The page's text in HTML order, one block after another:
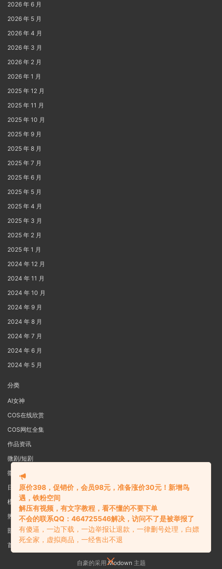
2026 年 6 月
2026 年 5 月
2026 年 4 月
2026 年 3 月
2026 年 2 月
2026 年 1 月
2025 年 12 月
2025 年 11 月
2025 年 10 月
2025 年 9 月
2025 年 8 月
2025 年 7 月
2025 年 6 月
2025 年 5 月
2025 年 4 月
2025 年 3 月
2025 年 2 月
2025 年 1 月
2024 年 12 月
2024 年 11 月
2024 年 10 月
2024 年 9 月
2024 年 8 月
2024 年 7 月
2024 年 6 月
2024 年 5 月
分类
AI女神
COS在线欣赏
COS网红全集
作品资讯
微剧/短剧
微密圈
日系写真
模特女神
热舞视频
部分预览图
首页
自豪的采用Modown 主题
原价398，促销价，会员98元，准备涨价30元！新增鸟
遇，铁粉空间
解压有视频，有文字教程，看不懂的不要下单
不会的联系QQ：464725546解决，访问不了是被举报了
有傻逼，一边下载，一边举报让退款，一律删号处理，白嫖
死全家，虚拟商品，一经售出不退